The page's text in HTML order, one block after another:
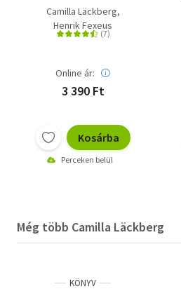
Camilla Läckberg
Henrik Fexeus
Online ár:
3 390 Ft
Kosárba
Perceken belül
Még több Camilla Läckberg
KÖNYV